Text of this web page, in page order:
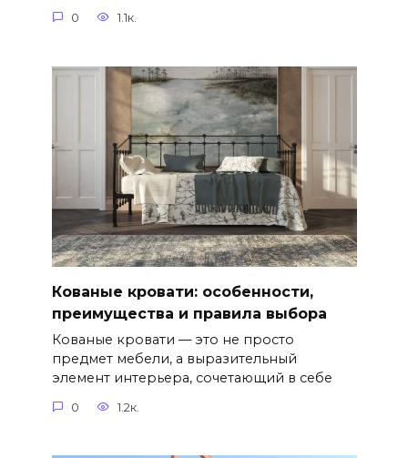
0 1.1к.
Кованые кровати: особенности,
преимущества и правила выбора
Кованые кровати — это не просто
предмет мебели, а выразительный
элемент интерьера, сочетающий в себе
0 1.2к.